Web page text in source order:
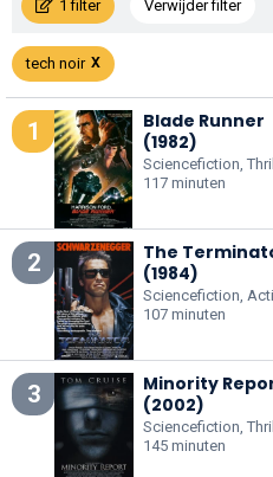
1 filter Verwijder filter
tech noir
1
Blade Runner
(1982)
Sciencefiction,
117 minuten
2
The
(1984)
Sciencefiction,
107 minuten
3
Minority
(2002)
Sciencefiction,
145 minuten